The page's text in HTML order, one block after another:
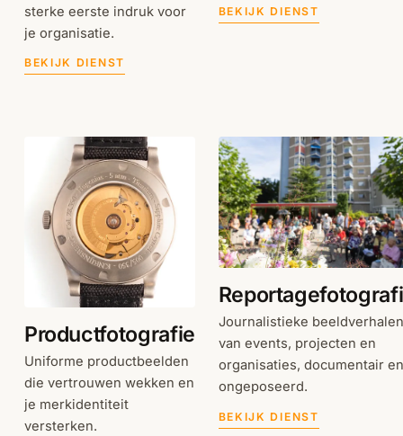
sterke eerste indruk voor
je organisatie.
BEKIJK DIENST
BEKIJK DIENST
Productfotografie
Uniforme productbeelden
die vertrouwen wekken en
je merkidentiteit
versterken.
Journalistieke beeldverhalen
van events, projecten en
organisaties, documentair en
ongeposeerd.
BEKIJK DIENST